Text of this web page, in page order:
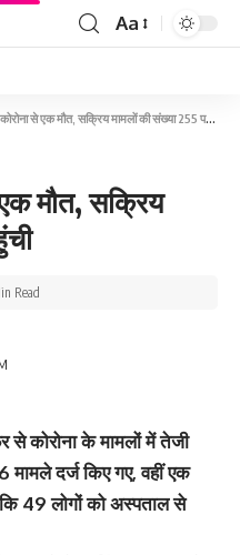
Aa
से एक मौत, सक्रिय मामलों की संख्‍या 255 पहुंची
मौत, सक्रिय
Read
कोरोना के मामलों में तेजी
दर्ज किए गए, वहीं एक
49 लोगों को अस्‍पताल से